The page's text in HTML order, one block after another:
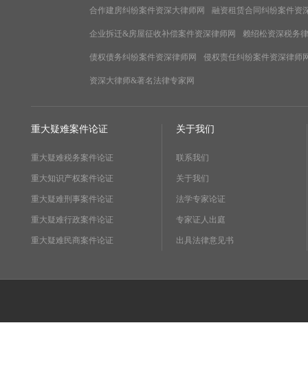
合作建房纠纷案件资深大律师网 融资租赁合同纠纷案件资
企业拆迁&房屋征收补偿案件资深律师网 赖绍松资深税务
债权债务纠纷案件资深律师网 侵权责任纠纷案件资深律师
资深大律师&著名法律专家网
重大疑难案件论证
重大疑难税务案件论证
重大知识产权案件论证
重大疑难刑事案件论证
重大疑难行政案件论证
重大疑难民商案件论证
关于我们
联系我们
关于我们
法学专家论证
专家证人出庭
出具法律意见书